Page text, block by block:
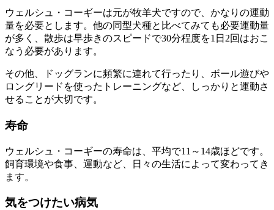
ウェルシュ・コーギーは元が牧羊犬ですので、かなりの運動
量を必要とします。他の同型犬種と比べてみても必要運動量
が多く、散歩は早歩きのスピードで30分程度を1日2回はおこ
なう必要があります。
その他、ドッグランに頻繁に連れて行ったり、ボール遊びや
ロングリードを使ったトレーニングなど、しっかりと運動さ
せることが大切です。
寿命
ウェルシュ・コーギーの寿命は、平均で11～14歳ほどです。
飼育環境や食事、運動など、日々の生活によって変わってき
ます。
気をつけたい病気